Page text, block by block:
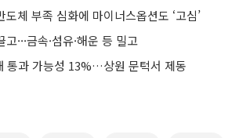
체 부족 심화에 마이너스옵션도 ‘고심’
···금속·섬유·해운 등 밀고
통과 가능성 13%…상원 문턱서 제동